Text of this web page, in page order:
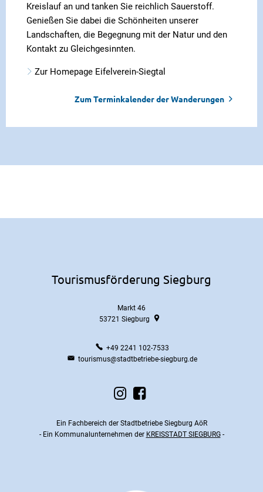
Kreislauf an und tanken Sie reichlich Sauerstoff.
Genießen Sie dabei die Schönheiten unserer
Landschaften, die Begegnung mit der Natur und den
Kontakt zu Gleichgesinnten.
Zur Homepage Eifelverein-Siegtal
Zum Terminkalender der Wanderungen
Tourismusförderung Siegburg
Markt 46
53721 Siegburg
+49 2241 102-7533
tourismus@stadtbetriebe-siegburg.de
Ein Fachbereich der Stadtbetriebe Siegburg AöR
- Ein Kommunalunternehmen der KREISSTADT SIEGBURG-